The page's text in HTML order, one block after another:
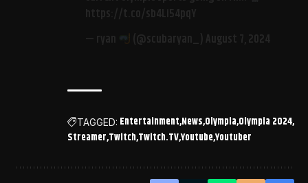
TAGGED: Entertainment News Olympia Olympia 2024
Streamer Twitch Twitch.TVYoutubeYoutuber